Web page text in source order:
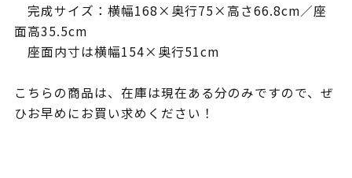
完成サイズ：横幅168×奥行75×高さ66.8cm／座
面高35.5cm
座面内寸は横幅154×奥行51cm
こちらの商品は、在庫は現在ある分のみですので、ぜ
ひお早めにお買い求めください！